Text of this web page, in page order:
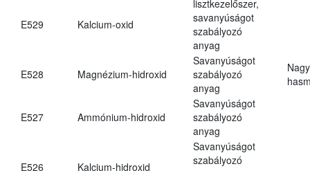
E529 Kalcium-oxid
lisztkezelőszer,
savanyúságot
szabályozó
anyag
E528 Magnézium-hidroxid
Savanyúságot
szabályozó
anyag
E527 Ammónium-hidroxid
Savanyúságot
szabályozó
anyag
E526 Kalcium-hidroxid
Savanyúságot
szabályozó